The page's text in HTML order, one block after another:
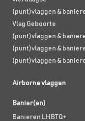
(punt)vlaggen &
Vlag Geboorte
(punt)vlaggen &
(punt)vlaggen &
(punt)vlaggen &
Airborne vlaggen
Banier(en)
Banieren LHBTQ+